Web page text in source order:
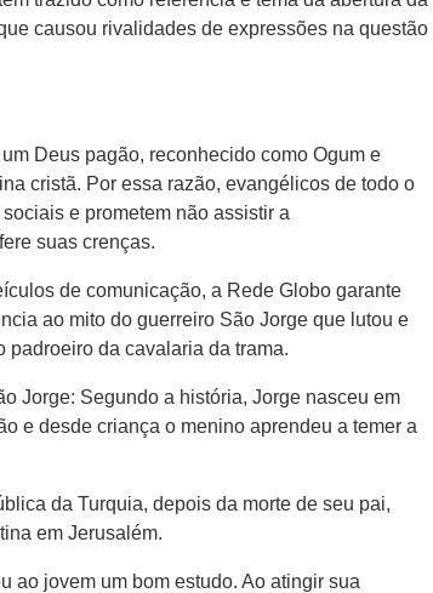
causou rivalidades de expressões na questão
Deus pagão, reconhecido como Ogum e
cristã. Por essa razão, evangélicos de todo o
e prometem não assistir a
suas crenças.
de comunicação, a Rede Globo garante
ao mito do guerreiro São Jorge que lutou e
padroeiro da cavalaria da trama.
Jorge: Segundo a história, Jorge nasceu em
e desde criança o menino aprendeu a temer a
da Turquia, depois da morte de seu pai,
em Jerusalém.
ao jovem um bom estudo. Ao atingir sua